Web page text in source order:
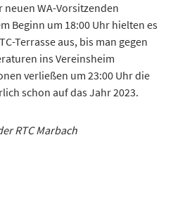
WA-Vorsitzenden
Beginn um 18:00 Uhr hielten es
Terrasse aus, bis man gegen
ins Vereinsheim
verließen um 23:00 Uhr die
schon auf das Jahr 2023.
RTC Marbach